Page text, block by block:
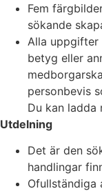
Fem
sökande
Alla uppgifter
betyg eller
personbevis
Du kan ladda
Utdelning
Det är den
handlingar
Ofullständiga